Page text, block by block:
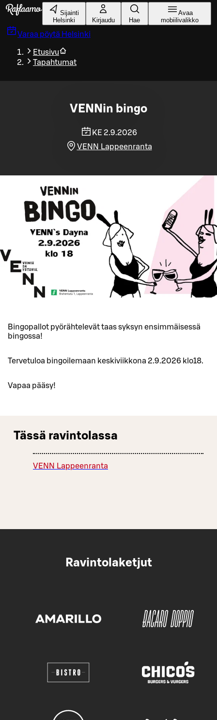
Siirry pääsisältöön
Sijainti
Helsinki
Kirjaudu Hae
Avaa
mobiilivalikko
Varaa pöytä Helsinki
Etusivu
Tapahtumat
VENNin bingo
KE 2.9.2026
VENN Lappeenranta
Bingopallot pyörähtelevät taas syksyn ensimmäisessä
bingossa!
Tervetuloa bingoilemaan keskiviikkona 2.9.2026 klo18.
Vapaa pääsy!
Tässä ravintolassa
VENN Lappeenranta
Ravintolaketjut